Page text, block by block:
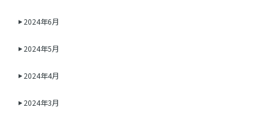
2024年6月
2024年5月
2024年4月
2024年3月